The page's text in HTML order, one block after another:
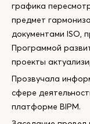
графика
предмет
документами ISO,
Программой
проекты
Прозвучала
сфере
платформе BIPM.